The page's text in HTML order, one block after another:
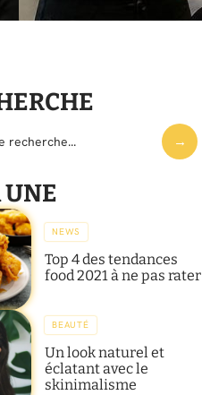
UNE
NEWS
Top 4 des tendances
food 2021 à ne pas rater
BEAUTÉ
Un look naturel et
éclatant avec le
skinimalisme